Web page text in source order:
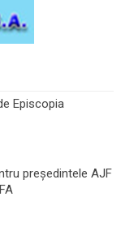
Episcopia
preşedintele AJF